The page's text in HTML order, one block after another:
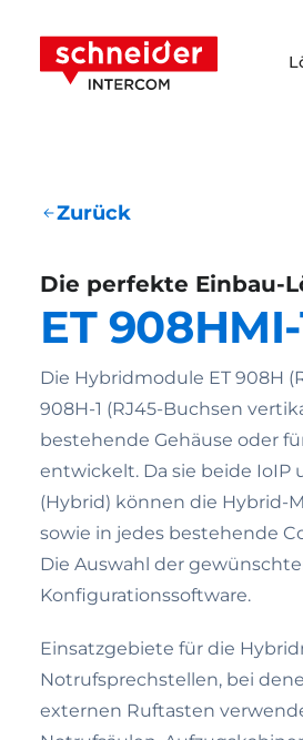
Zurück
Die perfekte Einbau-
ET 908HMI-
Die Hybridmodule ET 908H
908H-1 (RJ45-Buchsen
bestehende Gehäuse oder
entwickelt. Da sie beide
(Hybrid) können die Hybrid-
sowie in jedes bestehende
Die Auswahl der
Konfigurationssoftware.
Einsatzgebiete für die
Notrufsprechstellen, bei
externen Ruftasten